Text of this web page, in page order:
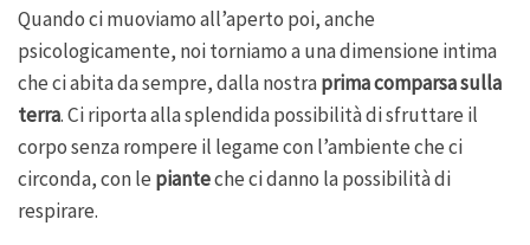
Quando ci muoviamo all’aperto poi, anche
psicologicamente, noi torniamo a una dimensione intima
che ci abita da sempre, dalla nostraprima comparsa sulla
terra. Ci riporta alla splendida possibilità di sfruttare il
corpo senza rompere il legame con l’ambiente che ci
circonda, con lepianteche ci danno la possibilità di
respirare.